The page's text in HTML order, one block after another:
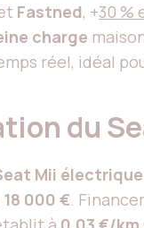
Fastned, +30 %
charge
réel, idéal
du
Mii électrique
18 000 €.